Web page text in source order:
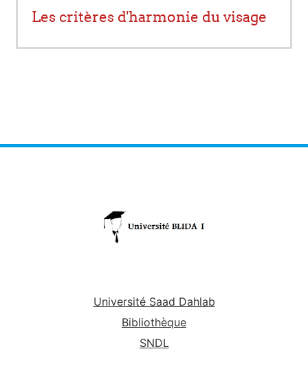
Les critères d'harmonie du visage
Université Saad Dahlab
Bibliothèque
SNDL